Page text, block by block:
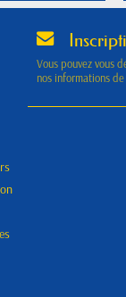
Vous pouvez vous
nos informations